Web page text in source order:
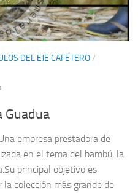
DEL EJE CAFETERO/
Guadua
empresa prestadora de
en el tema del bambú, la
principal objetivo es
colección más grande de